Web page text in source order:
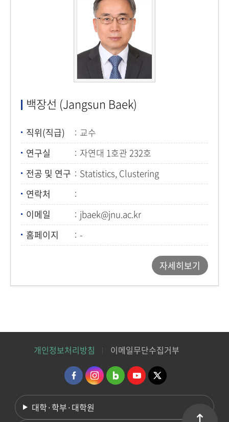
백장선 (Jangsun Baek)
직위(직급)
교수
연구실
자연대 1호관 232호
전공 및 연구
Statistics, Clustering
연락처
이메일
jbaek@jnu.ac.kr
홈페이지
-
자세히보기
개인정보처리방침 이메일무단수집거부
대학·학부·대학원